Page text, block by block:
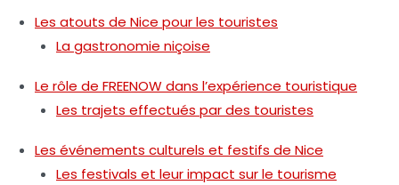
Les atouts de Nice pour les touristes
La gastronomie niçoise
Le rôle de FREENOW dans l’expérience touristique
Les trajets effectués par des touristes
Les événements culturels et festifs de Nice
Les festivals et leur impact sur le tourisme